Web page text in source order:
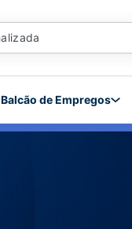
Balcão de Empregos